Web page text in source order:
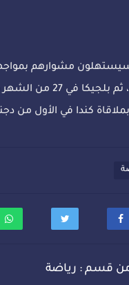
من نونبر المقبل، ثم
كندا في الأول من
من قسم : رياضة